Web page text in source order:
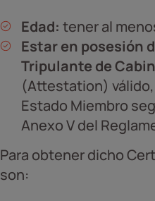
Edad: tener al
Estar en posesión
Tripulante de
(Attestation)
Estado Miembro
Anexo V del
Para obtener dicho
son: